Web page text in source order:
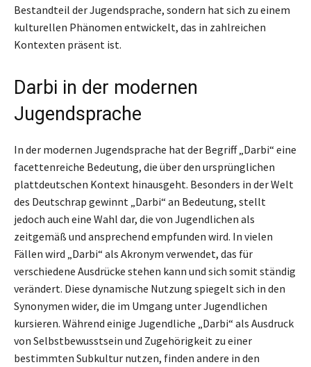
Bestandteil der Jugendsprache, sondern hat sich zu einem
kulturellen Phänomen entwickelt, das in zahlreichen
Kontexten präsent ist.
Darbi in der modernen
Jugendsprache
In der modernen Jugendsprache hat der Begriff „Darbi“ eine
facettenreiche Bedeutung, die über den ursprünglichen
plattdeutschen Kontext hinausgeht. Besonders in der Welt
des Deutschrap gewinnt „Darbi“ an Bedeutung, stellt
jedoch auch eine Wahl dar, die von Jugendlichen als
zeitgemäß und ansprechend empfunden wird. In vielen
Fällen wird „Darbi“ als Akronym verwendet, das für
verschiedene Ausdrücke stehen kann und sich somit ständig
verändert. Diese dynamische Nutzung spiegelt sich in den
Synonymen wider, die im Umgang unter Jugendlichen
kursieren. Während einige Jugendliche „Darbi“ als Ausdruck
von Selbstbewusstsein und Zugehörigkeit zu einer
bestimmten Subkultur nutzen, finden andere in den